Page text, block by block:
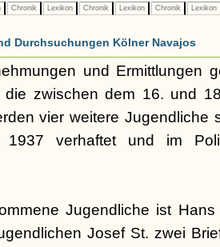
Chronik Lexikon Chronik Lexikon Chronik Lexikon
Durchsuchungen Kölner Navajos
und Ermittlungen
die zwischen dem 16. und
vier weitere Jugendliche
verhaftet und im
Jugendliche ist
Josef St. zwei